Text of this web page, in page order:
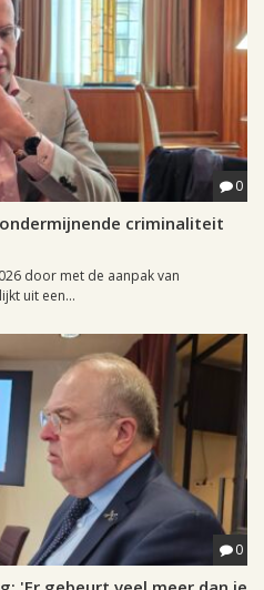
0
criminaliteit
door met de aanpak van
uit een...
0